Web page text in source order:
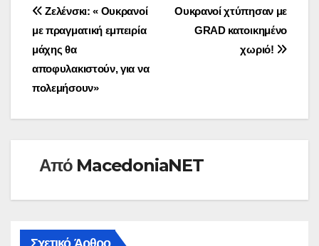
Πλοήγηση
άρθρων
Ουκρανοί χτύπησαν με
GRAD κατοικημένο
χωριό!
Ζελένσκι: « Ουκρανοί
με πραγματική εμπειρία
μάχης θα
αποφυλακιστούν, για να
πολεμήσουν»
Από MacedoniaNET